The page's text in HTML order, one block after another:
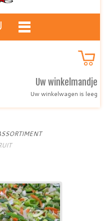
Uw winkelmandje
Uw winkelwagen is leeg